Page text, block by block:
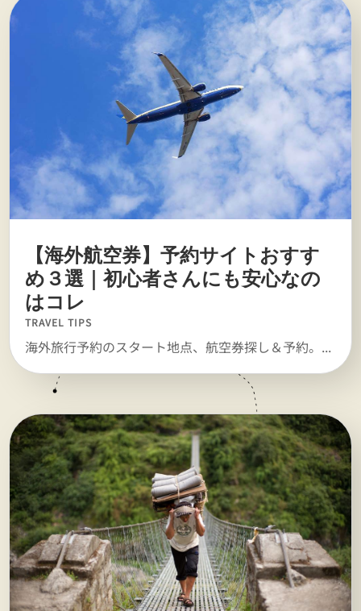
【海外航空券】予約サイトおすす
め３選｜初心者さんにも安心なの
はコレ
TRAVEL TIPS
海外旅行予約のスタート地点、航空券探し＆予約。...